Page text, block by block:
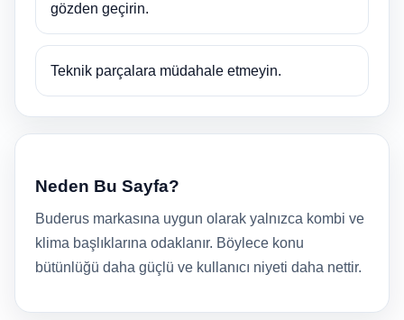
gözden geçirin.
Teknik parçalara müdahale etmeyin.
Neden Bu Sayfa?
Buderus markasına uygun olarak yalnızca kombi ve
klima başlıklarına odaklanır. Böylece konu
bütünlüğü daha güçlü ve kullanıcı niyeti daha nettir.